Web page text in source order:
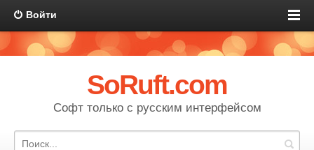
Войти
SoRuft.com
Софт только с русским интерфейсом